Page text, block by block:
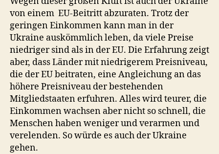
von einem EU-Beitritt abzuraten. Trotz der
geringen Einkommen kann man in der
Ukraine auskömmlich leben, da viele Preise
niedriger sind als in der EU. Die Erfahrung zeigt
aber, dass Länder mit niedrigerem Preisniveau,
die der EU beitraten, eine Angleichung an das
höhere Preisniveau der bestehenden
Mitgliedstaaten erfuhren. Alles wird teurer, die
Einkommen wachsen aber nicht so schnell, die
Menschen haben weniger und verarmen und
verelenden. So würde es auch der Ukraine
gehen.